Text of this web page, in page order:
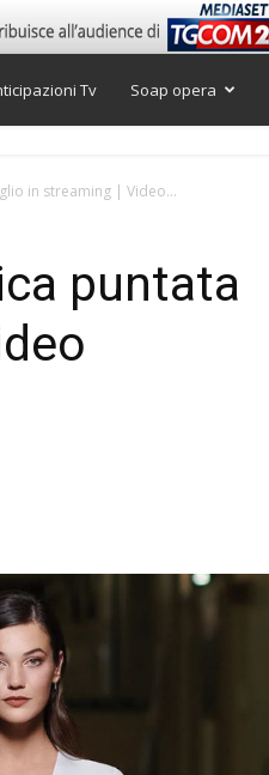
Tv Soap opera
in streaming | Video...
puntata